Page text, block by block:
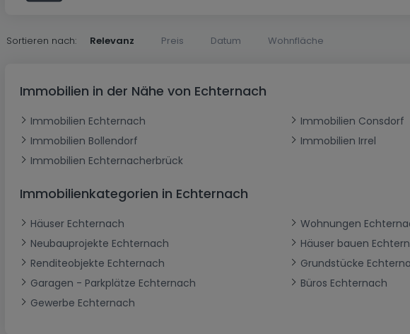
Herrenhaus
Landhaus
Bungalow
Maisonnette
Erdgeschoss
Gewerbliches Grundstück
Garage - Parkplatz
Carport
Gewerbe
Geschäft
Restaurant
Sortieren nach: Relevanz Preis Datum Wohnfläche
Immobilien in der Nähe von Echternach
Immobilien Echternach
Immobilien Consdorf
Immobilien Bollendorf
Immobilien Irrel
Immobilien Echternacherbrück
Immobilienkategorien in Echternach
Häuser Echternach
Wohnungen
Neubauprojekte Echternach
Häuser bauen
Renditeobjekte Echternach
Grundstücke
Garagen - Parkplätze Echternach
Büros Echternach
Gewerbe Echternach